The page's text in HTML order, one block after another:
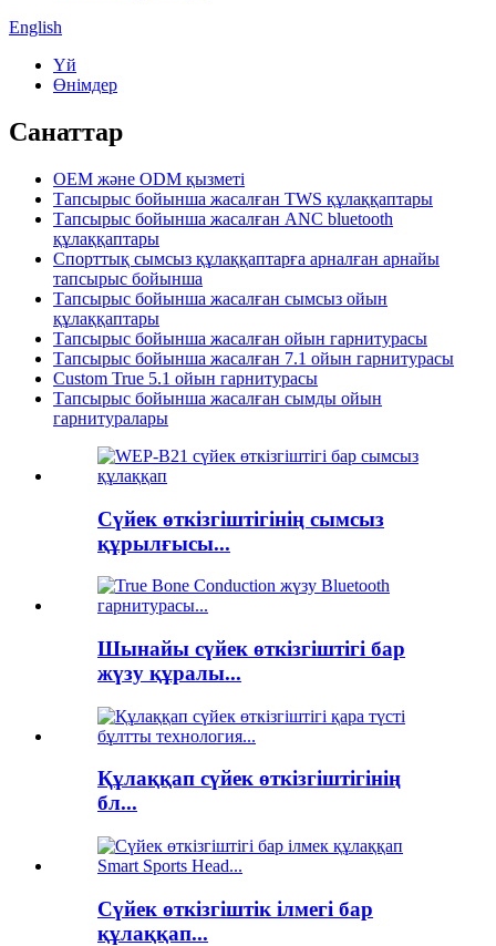
English
Үй
Өнімдер
Санаттар
OEM және ODM қызметі
Тапсырыс бойынша жасалған TWS құлаққаптары
Тапсырыс бойынша жасалған ANC bluetooth
құлаққаптары
Спорттық сымсыз құлаққаптарға арналған арнайы
тапсырыс бойынша
Тапсырыс бойынша жасалған сымсыз ойын
құлаққаптары
Тапсырыс бойынша жасалған ойын гарнитурасы
Тапсырыс бойынша жасалған 7.1 ойын гарнитурасы
Custom True 5.1 ойын гарнитурасы
Тапсырыс бойынша жасалған сымды ойын
гарнитуралары
Сүйек өткізгіштігінің сымсыз
құрылғысы...
Шынайы сүйек өткізгіштігі бар
жүзу құралы...
Құлаққап сүйек өткізгіштігінің
бл...
Сүйек өткізгіштік ілмегі бар
құлаққап...